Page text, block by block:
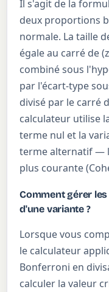
Il s'agit de la
deux proportions
normale. La taille
égale au carré de
combiné sous
par l'écart-type
divisé par le carré
calculateur utilise
terme nul et la
terme alternatif —
plus courante
Comment gérer
d'une variante ?
Lorsque vous
le calculateur
Bonferroni en
calculer la valeur